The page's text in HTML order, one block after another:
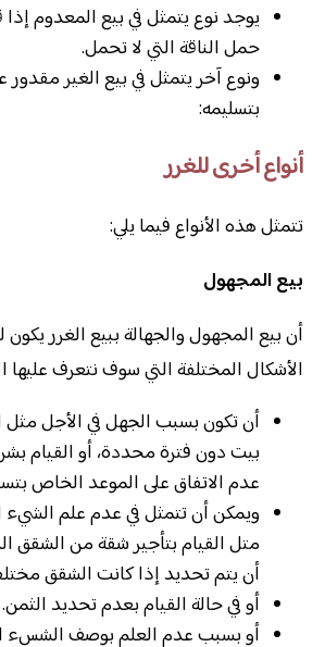
يوجد نوع يتمثل في بيع المعدوم إذا
حمل الناقة التي لا تحمل.
ونوع آخر يتمثل في بيع الغير مقدور
بتسليمه:
أنواع أخرى للغرر
تتمثل هذه الأنواع فيما يلي:
بيع المجهول
أن بيع المجهول والجهالة ببيع الغرر
الأشكال المختلفة التي سوف نتعرف عليها
أن تكون بسبب الجهل في الأجل مثل
بيت دون فترة محددة، أو القيام
عدم الاتفاق على الموعد الخاص
ويمكن أن تتمثل في عدم علم الشيء
متل القيام بتأجير شقة من الشقق
أن يتم تحديد إذا كانت الشقق
أو في حالة القيام بعدم تحديد الثمن.
أو بسبب عدم العلم بوصف الشسء